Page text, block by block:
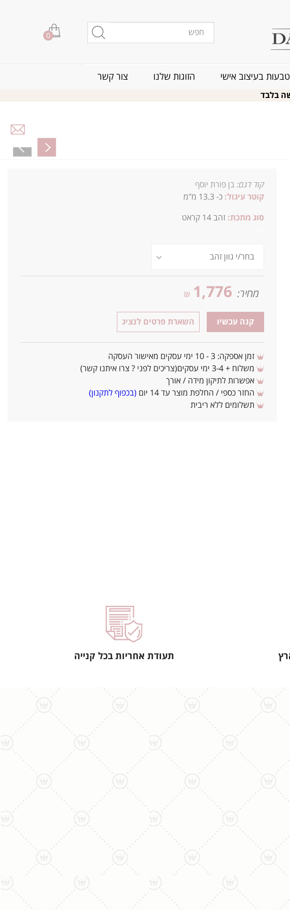
0
טבעות בעיצוב אישי הזוגות שלנו צור קשר
בלבד
קוד דגם: בן פורת יוסף
קוטר עיגול: כ- 13.3 מ"מ
סוג מתכת: זהב 14 קראט
מחיר: 1,776
₪
קנה עכשיו השארת פרטים לנציג
זמן אספקה: 3 - 10 ימי עסקים מאישור העסקה
משלוח + 3-4 ימי עסקים(צריכים לפני ? צרו איתנו קשר)
אפשרות לתיקון מידה / אורך
החזר כספי / החלפת מוצר עד 14 יום
(בכפוף לתקנון)
תשלומים ללא ריבית
תעודת אחריות בכל קנייה